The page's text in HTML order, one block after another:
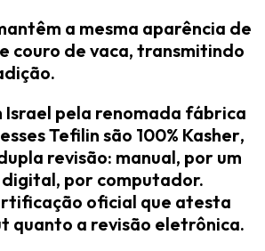
a mesma aparência de
couro de vaca, transmitindo
Israel pela renomada fábrica
Tefilin são 100% Kasher,
revisão: manual, por um
por computador.
oficial que atesta
quanto a revisão eletrônica.